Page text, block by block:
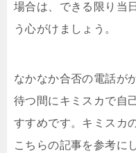
場合は、できる限り当
う心がけましょう。
なかなか合否の電話が
待つ間にキミスカで自
すすめです。キミスカ
こちらの記事を参考に